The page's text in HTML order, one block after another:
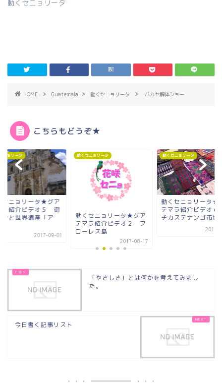
動くセニョリータ
HOME Guatemala 動くセニョリータ パカヤ解体ショー
こちらもどうぞ★
ニョリータ
セニョリータ★グア
ラ紹介ビデオ５ 街
ごと世界遺産「ア
2017-09-01
動くセニョリータ
動くセニョリータ★グア
テマラ紹介ビデオ２ フ
ローレス島
2017-08-17
動くセニョリータ
動くセニョリータ★
テマラ紹介ビデオ６
チカステナンゴ市場
2017-
「やさしさ」とは何かを考えてみまし
た。
今日書く記事リスト